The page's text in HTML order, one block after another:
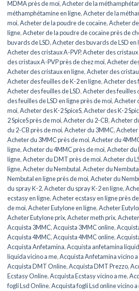
MDMA près de moi,Acheter de la
méthamphétamine en ligne,Acheter de la
moi,Acheter de la poudre de cocaïne,Acheter
ligne,Acheter de la poudre de cocaïne près de
buvards de LSD,Acheter des buvards de LSD en
Acheter des cristaux A-PVP,Acheter des cristaux
des cristaux A-PVP près de chez moi,Acheter
Acheter des cristaux en ligne,Acheter des
Acheter des feuilles de K-2 en ligne,Acheter des
Acheter des feuilles de LSD,Acheter des feuilles
des feuilles de LSD en ligne près de moi,Acheter
moi,Acheter des K-2 SpiceS,Acheter des K-2
2 SpiceS près de moi,Acheter du 2-CB,Acheter
du 2-CB près de moi,Acheter du 3MMC,Acheter
Acheter du 3MMC près de moi,Acheter du
ligne,Acheter du 4MMC près de moi,Acheter du
ligne,Acheter du DMT près de moi,Acheter du
ligne,Acheter du Nembutal,Acheter du
Nembutal en ligne près de moi,Acheter du
du spray K-2,Acheter du spray K-2 en ligne,
ecstasy en ligne,Acheter ecstasy en ligne près
de moi,Acheter Eutylone en ligne,Acheter
Acheter Eutylone prix,Acheter meth prix,
Acquista 3MMC,Acquista 3MMC online,
Acquista 4MMC,Acquista 4MMC online,
Acquista Anfetamina,Acquista anfetamina
liquida vicino a me,Acquista Anfetamina vicino a
Acquista DMT Online,Acquista DMT Prezzo,
Ecstasy Online,Acquista Ecstasy vicino a me,
fogli Lsd Online,Acquista fogli Lsd online vicino a